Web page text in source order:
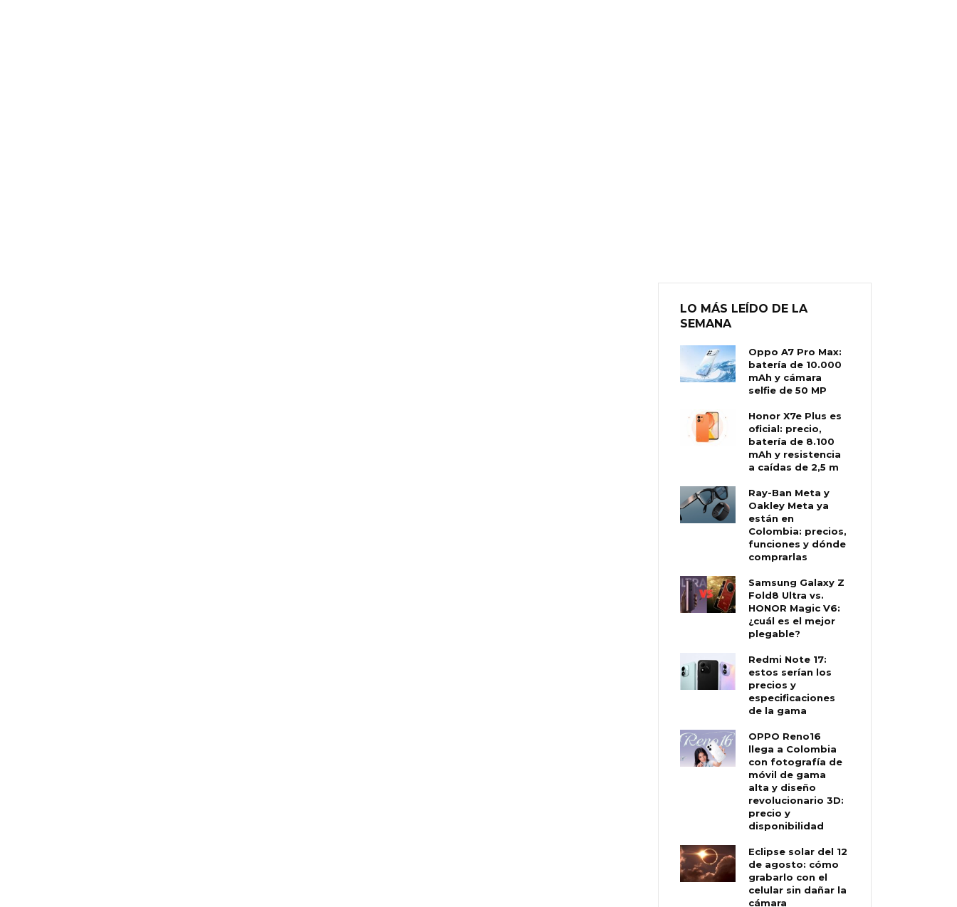
LO MÁS LEÍDO DE LA
SEMANA
Oppo A7 Pro Max:
batería de 10.000
mAh y cámara
selfie de 50 MP
Honor X7e Plus es
oficial: precio,
batería de 8.100
mAh y resistencia
a caídas de 2,5 m
Ray-Ban Meta y
Oakley Meta ya
están en
Colombia: precios,
funciones y dónde
comprarlas
Samsung Galaxy Z
Fold8 Ultra vs.
HONOR Magic V6:
¿cuál es el mejor
plegable?
Redmi Note 17:
estos serían los
precios y
especificaciones
de la gama
OPPO Reno16
llega a Colombia
con fotografía de
móvil de gama
alta y diseño
revolucionario 3D:
precio y
disponibilidad
Eclipse solar del 12
de agosto: cómo
grabarlo con el
celular sin dañar la
cámara